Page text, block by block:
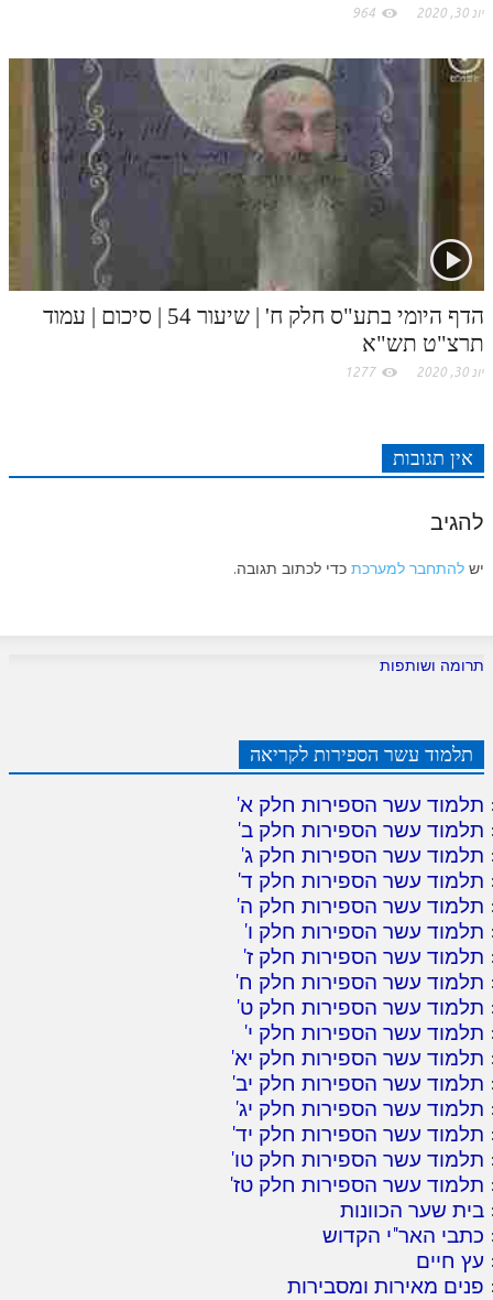
יונ 30, 2020 964
הדף היומי בתע"ס חלק ח' | שיעור 54 | סיכום | עמוד
תרצ"ט תש"א
יונ 30, 2020 1277
אין תגובות
להגיב
יש להתחבר למערכת כדי לכתוב תגובה.
תרומה ושותפות
תלמוד עשר הספירות לקריאה
תלמוד עשר הספירות חלק א'
תלמוד עשר הספירות חלק ב'
תלמוד עשר הספירות חלק ג'
תלמוד עשר הספירות חלק ד'
תלמוד עשר הספירות חלק ה'
תלמוד עשר הספירות חלק ו'
תלמוד עשר הספירות חלק ז'
תלמוד עשר הספירות חלק ח'
תלמוד עשר הספירות חלק ט'
תלמוד עשר הספירות חלק י'
תלמוד עשר הספירות חלק יא'
תלמוד עשר הספירות חלק יב'
תלמוד עשר הספירות חלק יג'
תלמוד עשר הספירות חלק יד'
תלמוד עשר הספירות חלק טו'
תלמוד עשר הספירות חלק טז'
בית שער הכוונות
כתבי האר"י הקדוש
עץ חיים
פנים מאירות ומסבירות